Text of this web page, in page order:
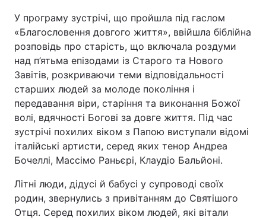
У програму зустрічі, що пройшла під гаслом
«Благословення довгого життя», ввійшла біблійна
розповідь про старість, що включала роздуми
над п’ятьма епізодами із Старого та Нового
Завітів, розкриваючи теми відповідальності
старших людей за молоде покоління і
передавання віри, старіння та виконання Божої
волі, вдячності Богові за довге життя. Під час
зустрічі похилих віком з Папою виступали відомі
італійські артисти, серед яких тенор Андреа
Бочеллі, Массімо Раньєрі, Клаудіо Бальйоні.
Літні люди, дідусі й бабусі у супроводі своїх
родин, звернулись з привітанням до Святішого
Отця. Серед похилих віком людей, які вітали